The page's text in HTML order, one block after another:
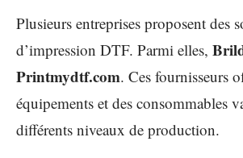
Plusieurs entreprises proposent des
d’impression DTF. Parmi elles,
Printmydtf.com. Ces fournisseurs
équipements et des consommables
différents niveaux de production.